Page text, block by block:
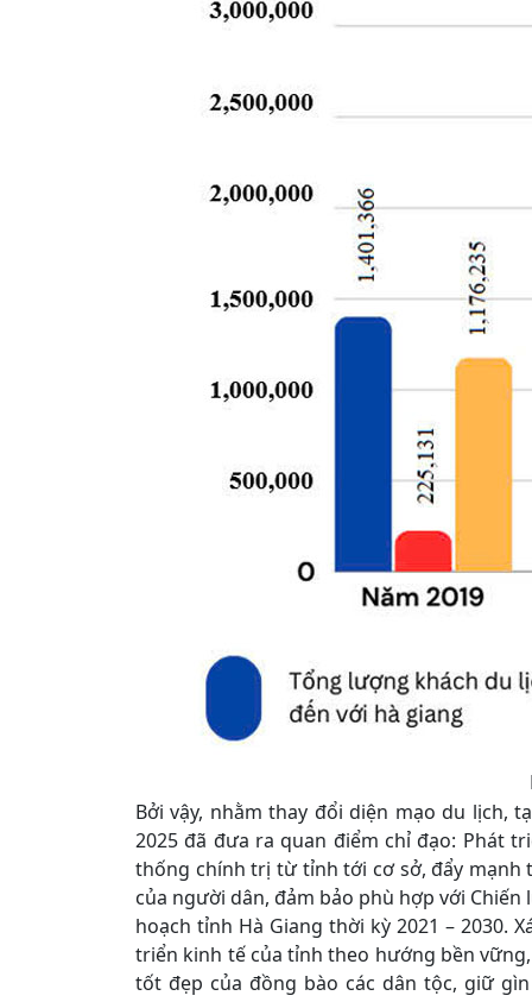
Bởi vậy, nhằm thay đổi diện mạo du lịch,
2025 đã đưa ra quan điểm chỉ đạo: Phát
thống chính trị từ tỉnh tới cơ sở, đẩy
của người dân, đảm bảo phù hợp với
hoạch tỉnh Hà Giang thời kỳ 2021 – 2030.
triển kinh tế của tỉnh theo hướng bền
tốt đẹp của đồng bào các dân tộc, giữ